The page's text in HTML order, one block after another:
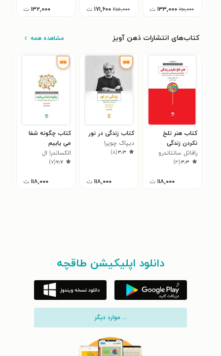
۱۹۰,۰۰۰ ۱۳۳,۰۰۰ ت ۲۸۶,۰۰۰ ۱۷۱,۶۰۰ ت ۱۳۲,۰۰۰ ت
کتاب‌های انتشارات ذهن آویز مشاهده همه
کتاب هنر تلخ
نکردن زندگی
رافائل سانتاندرو
۳٫۳(۳)
۱۱۸,۰۰۰ ت
کتاب زندگی در نور
دیپاک چوپرا
۳٫۳(۸)
۱۱۸,۰۰۰ ت
کتاب چگونه شفا
می یابیم
الکساندرا ال
۲٫۷(۷)
۱۱۸,۰۰۰ ت
دانلود اپلیکیشن طاقچه
... موارد دیگر